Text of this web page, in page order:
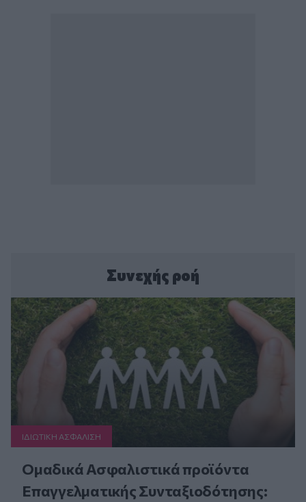
Συνεχής ροή
ΙΔΙΩΤΙΚΗ ΑΣΦAΛΙΣΗ
Ομαδικά Ασφαλιστικά προϊόντα
Επαγγελματικής Συνταξιοδότησης: